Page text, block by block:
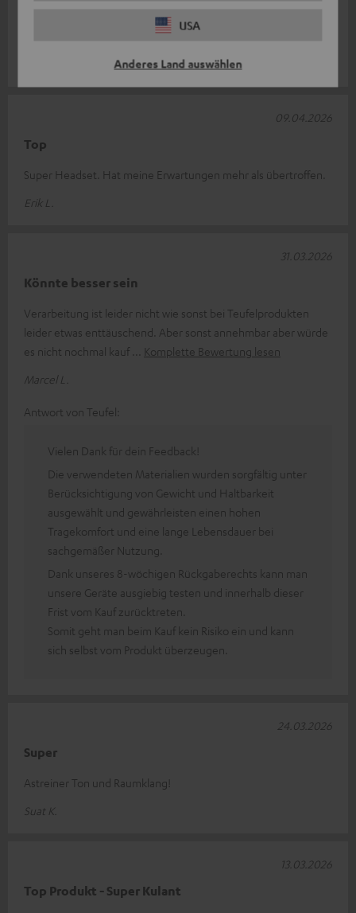
USA
Anderes Land auswählen
Top Klang nur Kabel find ich etwas zu kurz.
Top
Super Headset. Hat meine Erwartungen mehr als übertroffen.
Erik L.
09.04.2026
Könnte besser sein
Verarbeitung ist leider nicht wie sonst bei Teufelprodukten
leider etwas enttäuschend. Aber sonst annehmbar aber würde
es nicht nochmal kauf
Komplette Bewertung lesen
Marcel L.
31.03.2026
Antwort von Teufel:
Vielen Dank für dein Feedback!
Die verwendeten Materialien wurden sorgfältig unter
Berücksichtigung von Gewicht und Haltbarkeit
ausgewählt und gewährleisten einen hohen
Tragekomfort und eine lange Lebensdauer bei
sachgemäßer Nutzung.
Dank unseres 8-wöchigen Rückgaberechts kann man
unsere Geräte ausgiebig testen und innerhalb dieser
Frist vom Kauf zurücktreten.
Somit geht man beim Kauf kein Risiko ein und kann
sich selbst vom Produkt überzeugen.
Super
Astreiner Ton und Raumklang!
Suat K.
24.03.2026
Top Produkt - Super Kulant
13.03.2026